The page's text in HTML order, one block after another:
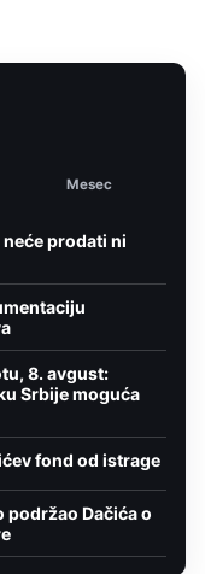
Mesec
prodati ni
8. avgust:
Srbije moguća
fond od istrage
podržao Dačića o